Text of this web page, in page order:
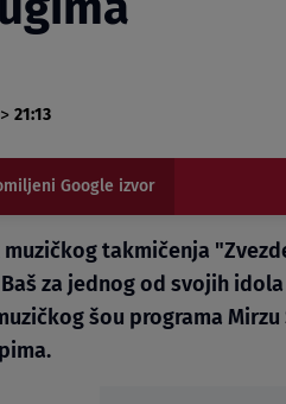
> 21:13
Google izvor
takmičenja
za jednog od svojih
šou programa